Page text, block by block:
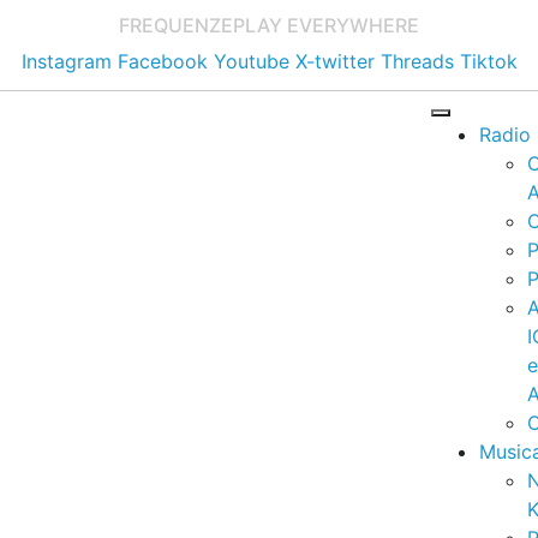
FREQUENZEPLAY EVERYWHERE
Instagram Facebook Youtube X-twitter Threads Tiktok
Radio
e